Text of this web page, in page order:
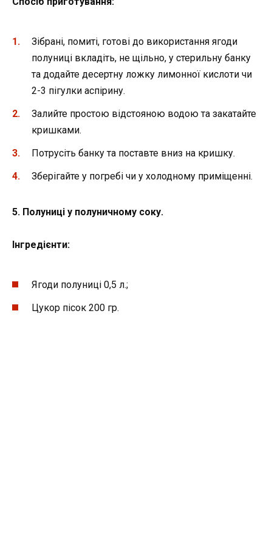
Зібрані, помиті, готові до використання ягоди
полуниці вкладіть, не щільно, у стерильну банку
та додайте десертну ложку лимонної кислоти чи
2-3 пігулки аспірину.
Залийте простою відстояною водою та закатайте
кришками.
Потрусіть банку та поставте вниз на кришку.
Зберігайте у погребі чи у холодному приміщенні.
5. Полуниці у полуничному соку.
Інгредієнти:
Ягоди полуниці 0,5 л.;
Цукор пісок 200 гр.